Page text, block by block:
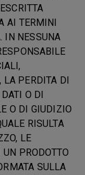
AI TERMINI
IN NESSUNA
PERDITA DI
O DI
O DI GIUDIZIO
RISULTA
LE
PRODOTTO
SULLA